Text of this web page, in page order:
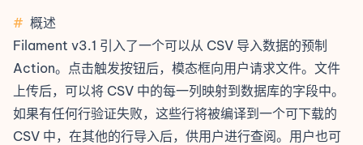
# 概述
Filament v3.1 引入了一个可以从 CSV 导入数据的预制
Action。点击触发按钮后，模态框向用户请求文件。文件
上传后，可以将 CSV 中的每一列映射到数据库的字段中。
如果有任何行验证失败，这些行将被编译到一个可下载的
CSV 中，在其他的行导入后，供用户进行查阅。用户也可